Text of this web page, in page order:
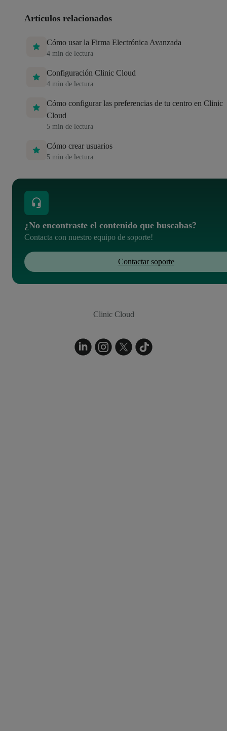
Artículos relacionados
Cómo usar la Firma Electrónica Avanzada
4 min de lectura
Configuración Clinic Cloud
4 min de lectura
Cómo configurar las preferencias de tu centro en Clinic
Cloud
5 min de lectura
Cómo crear usuarios
5 min de lectura
¿No encontraste el contenido que buscabas?
Contacta con nuestro equipo de soporte!
Contactar soporte
Clinic Cloud